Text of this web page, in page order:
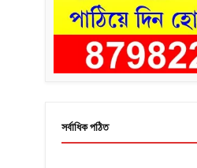
সর্বাধিক পঠিত